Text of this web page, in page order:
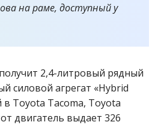
на раме, доступный у
2,4-литровый рядный
силовой агрегат «Hybrid
в Toyota Tacoma, Toyota
двигатель выдает 326